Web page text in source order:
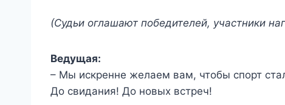
(Судьи оглашают победителей, участники
Ведущая:
– Мы искренне желаем вам, чтобы спорт
До свидания! До новых встреч!